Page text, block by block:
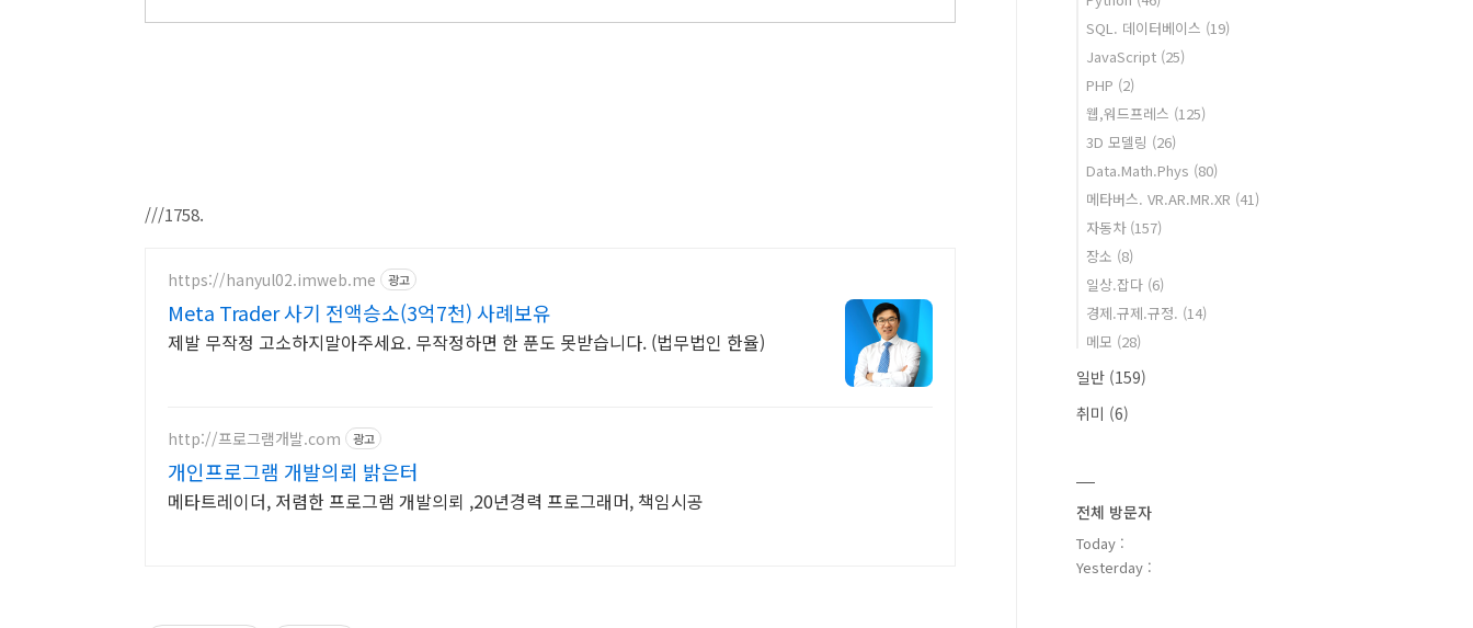
///1758.
https://hanyul02.imweb.me 광고
Meta Trader 사기 전액승소(3억7천) 사례보유
제발 무작정 고소하지말아주세요. 무작정하면 한 푼도 못받습니다. (법무법인 한율)
http://프로그램개발.com 광고
개인프로그램 개발의뢰 밝은터
메타트레이더, 저렴한 프로그램 개발의뢰 ,20년경력 프로그래머, 책임시공
SQL. 데이터베이스 (19)
JavaScript (25)
PHP (2)
웹,워드프레스 (125)
3D 모델링 (26)
Data.Math.Phys (80)
메타버스. VR.AR.MR.XR (41)
자동차 (157)
장소 (8)
일상.잡다 (6)
경제.규제.규정. (14)
메모 (28)
일반 (159)
취미 (6)
전체 방문자
Today :
Yesterday :